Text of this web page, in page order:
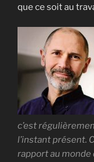
que ce soit au
c’est
l’instant présent.
rapport au monde